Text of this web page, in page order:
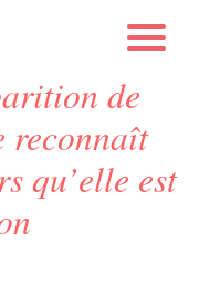
de
reconnaît
qu’elle est